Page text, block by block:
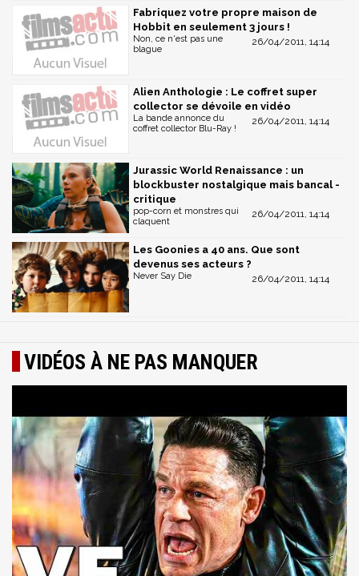
Fabriquez votre propre maison de
Hobbit en seulement 3 jours !
26/04/2011, 14:14
Non, ce n'est pas une
blague
Alien Anthologie : Le coffret super
collector se dévoile en vidéo
26/04/2011, 14:14
La bande annonce du
coffret collector Blu-Ray !
Jurassic World Renaissance : un
blockbuster nostalgique mais bancal -
critique
26/04/2011, 14:14
pop-corn et monstres qui
claquent
Les Goonies a 40 ans. Que sont
devenus ses acteurs ?
26/04/2011, 14:14
Never Say Die
VIDÉOS À NE PAS MANQUER